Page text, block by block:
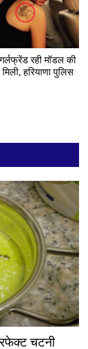
रही मॉडल की
हरियाणा पुलिस
चटनी